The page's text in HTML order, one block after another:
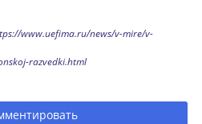
www.uefima.ru/news/v-mire/v-
razvedki.html